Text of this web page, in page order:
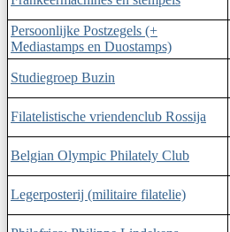
Persoonlijke Postzegels (+
Mediastamps en Duostamps)
Studiegroep Buzin
Filatelistische vriendenclub Rossija
Belgian Olympic Philately Club
Legerposterij (militaire filatelie)